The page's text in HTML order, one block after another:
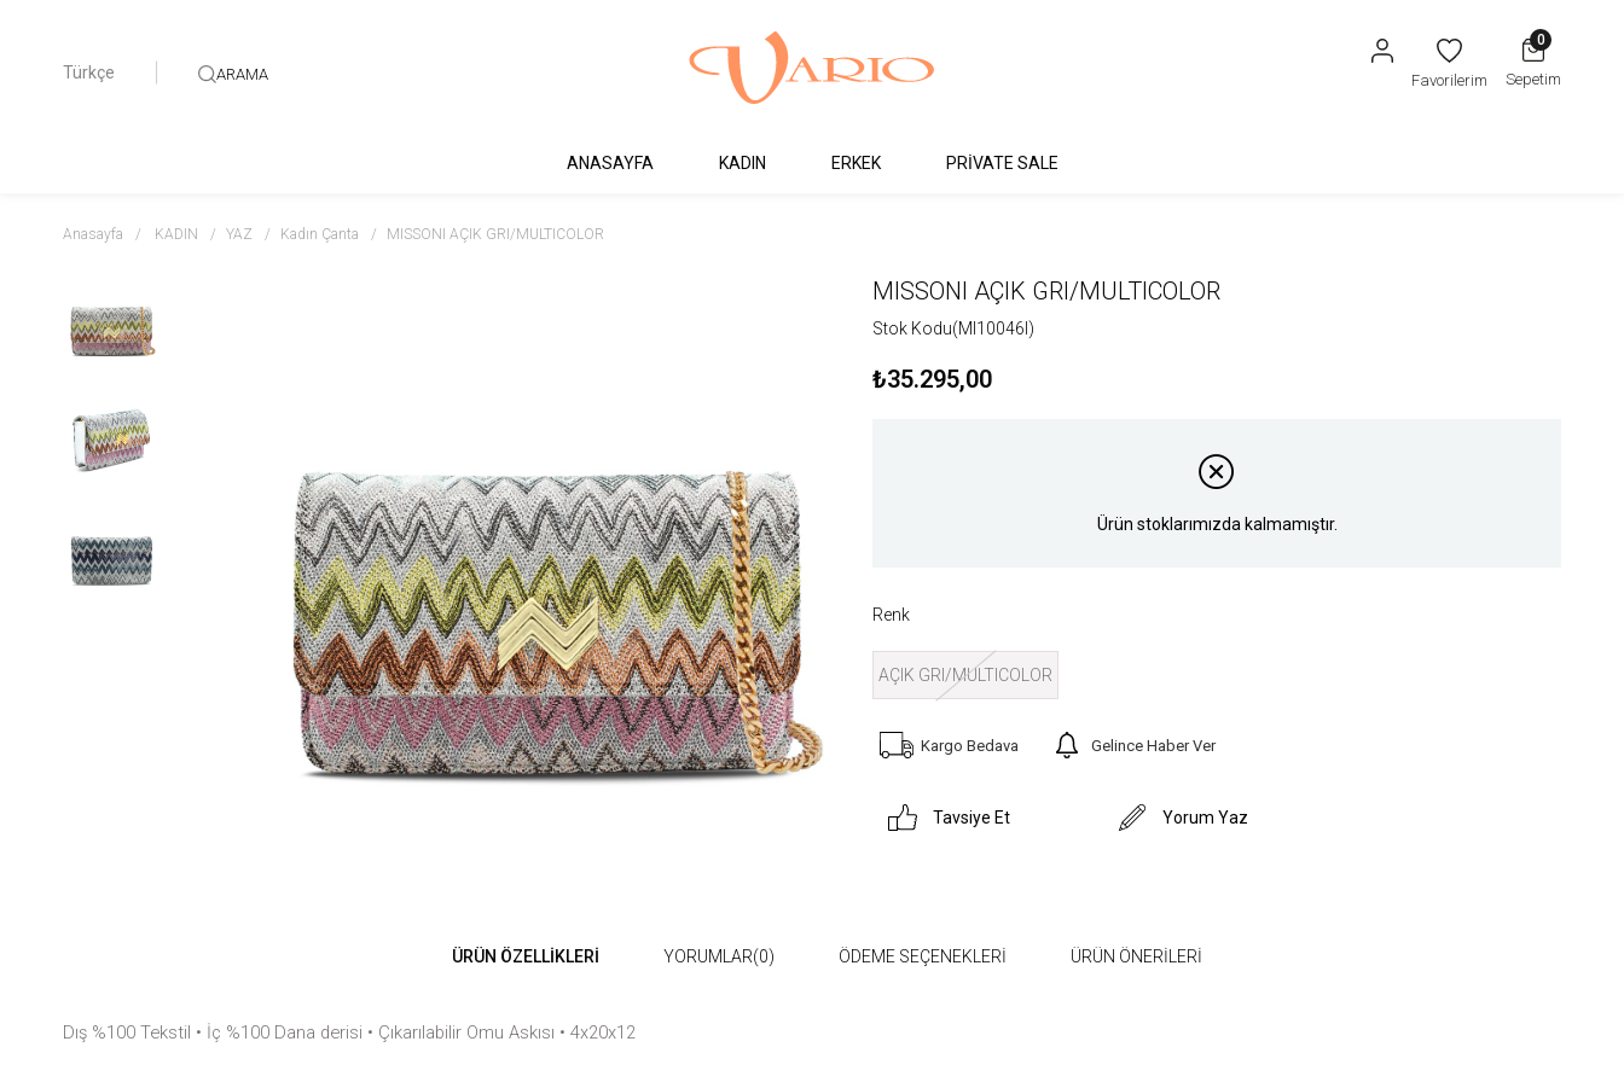
Türkçe Sepetim
0
Favorilerim
ARAMA
ANASAYFA KADIN ERKEK PRİVATE SALE
Anasayfa KADIN YAZ Kadın Çanta MISSONI AÇIK GRI/MULTICOLOR
MISSONI AÇIK GRI/MULTICOLOR
Stok Kodu(MI10046I)
₺35.295,00
Ürün stoklarımızda kalmamıştır.
Renk
AÇIK GRI/MULTICOLOR
Kargo Bedava Gelince Haber Ver
Tavsiye Et Yorum Yaz
ÜRÜN ÖZELLIKLERI YORUMLAR(0) ÖDEME SEÇENEKLERI ÜRÜN ÖNERILERI
Dış %100 Tekstil • İç %100 Dana derisi • Çıkarılabilir Omu Askısı • 4x20x12